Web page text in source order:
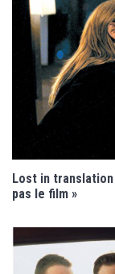
Lost in translation
pas le film »